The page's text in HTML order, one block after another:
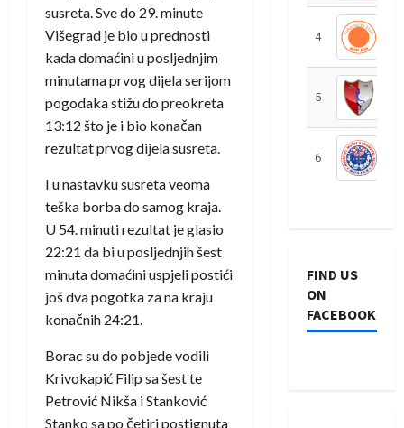
susreta. Sve do 29. minute
Višegrad je bio u prednosti
kada domaćini u posljednjim
minutama prvog dijela serijom
pogodaka stižu do preokreta
13:12 što je i bio konačan
rezultat prvog dijela susreta.
I u nastavku susreta veoma
teška borba do samog kraja.
U 54. minuti rezultat je glasio
22:21 da bi u posljednjih šest
minuta domaćini uspjeli postići
još dva pogotka za na kraju
konačnih 24:21.
Borac su do pobjede vodili
Krivokapić Filip sa šest te
Petrović Nikša i Stanković
Stanko sa po četiri postignuta
4
5
6
FIND US
ON
FACEBOOK